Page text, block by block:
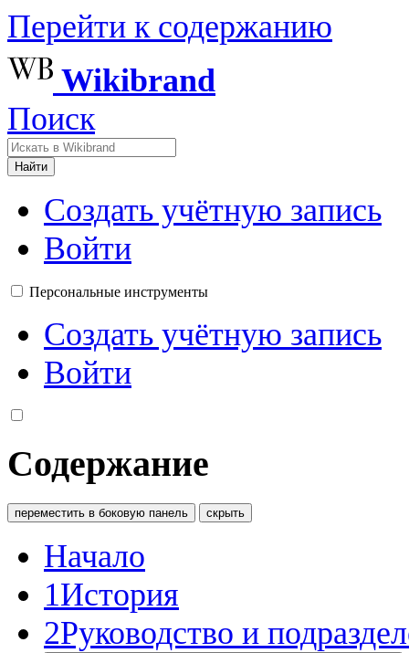
Перейти к содержанию
Wikibrand
Поиск
Найти
Создать учётную запись
Войти
Персональные инструменты
Создать учётную запись
Войти
Содержание
переместить в боковую панель скрыть
Начало
1История
2Руководство и